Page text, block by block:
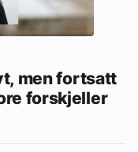
men fortsatt
forskjeller